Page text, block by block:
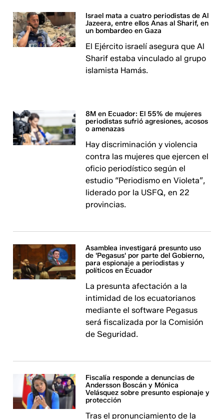
Israel mata a cuatro periodistas de Al
Jazeera, entre ellos Anas al Sharif, en
un bombardeo en Gaza
El Ejército israelí asegura que Al
Sharif estaba vinculado al grupo
islamista Hamás.
8M en Ecuador: El 55% de mujeres
periodistas sufrió agresiones, acosos
o amenazas
Hay discriminación y violencia
contra las mujeres que ejercen el
oficio periodístico según el
estudio “Periodismo en Violeta”,
liderado por la USFQ, en 22
provincias.
Asamblea investigará presunto uso
de 'Pegasus' por parte del Gobierno,
para espionaje a periodistas y
políticos en Ecuador
La presunta afectación a la
intimidad de los ecuatorianos
mediante el software Pegasus
será fiscalizada por la Comisión
de Seguridad.
Fiscalía responde a denuncias de
Andersson Boscán y Mónica
Velásquez sobre presunto espionaje y
protección
Tras el pronunciamiento de la